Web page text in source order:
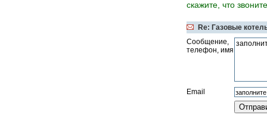
скажите, что
Re: Газовые
Сообщение,
телефон, имя
Email